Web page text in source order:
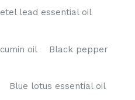
lead essential oil
oil Black pepper
Blue lotus essential oil